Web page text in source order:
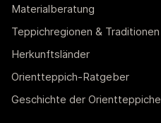
Materialberatung
Teppichregionen & Traditionen
Herkunftsländer
Orientteppich-Ratgeber
Geschichte der Orientteppiche